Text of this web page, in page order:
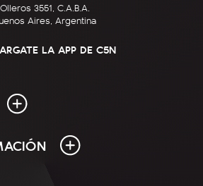
Olleros 3551, C.A.B.A.
Aires, Argentina
LA APP DE C5N